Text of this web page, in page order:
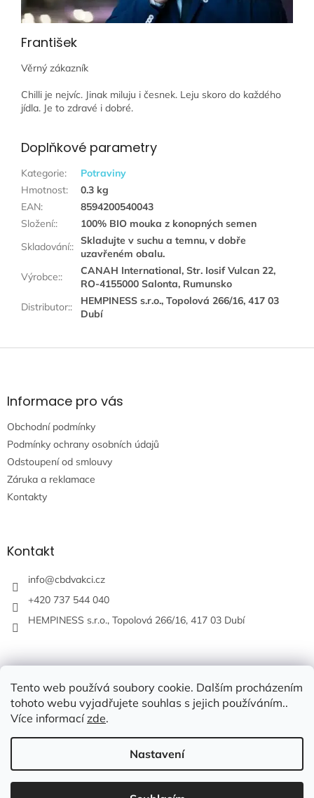
Tento web používá soubory cookie. Dalším procházením
tohoto webu vyjadřujete souhlas s jejich používáním..
Více informacízde.
Nastavení
František
Věrný zákazník
Chilli je nejvíc. Jinak miluju i česnek. Leju skoro do každého
jídla. Je to zdravé i dobré.
Doplňkové parametry
Kategorie:
Potraviny
Hmotnost:
0.3 kg
EAN:
8594200540043
Složení::
100% BIO mouka z konopných semen
Skladování:: Skladujte v suchu a temnu, v dobře
uzavřeném obalu.
Výrobce::
CANAH International, Str. Iosif Vulcan 22,
RO-4155000 Salonta, Rumunsko
Distributor::
HEMPINESS s.r.o., Topolová 266/16, 417 03
Dubí
Z
aInformace pro vás
Obchodní podmínky
Podmínky ochrany osobních údajů
Odstoupení od smlouvy
Záruka a reklamace
Kontakty
Kontakt
info@cbdvakci.cz
+420 737 544 040
HEMPINESS s.r.o., Topolová 266/16, 417 03 Dubí
Vytvořil Shoptet